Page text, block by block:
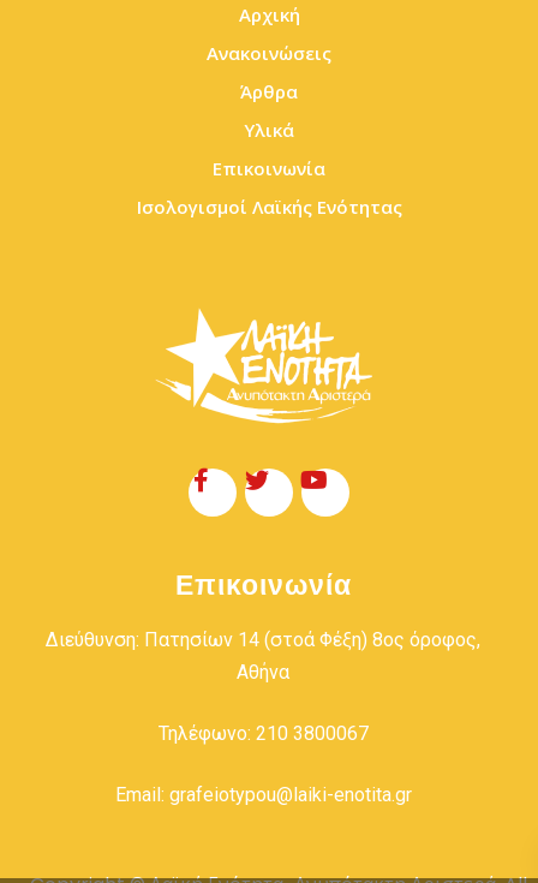
Αρχική
Ανακοινώσεις
Άρθρα
Υλικά
Επικοινωνία
Ισολογισμοί Λαϊκής Ενότητας
Επικοινωνία
Διεύθυνση: Πατησίων 14 (στοά Φέξη) 8ος όροφος,
Αθήνα
Τηλέφωνο: 210 3800067
Email: grafeiotypou@laiki-enotita.gr